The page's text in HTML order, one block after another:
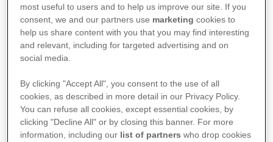
Así se ha puesto de manifiesto durante elV
Seminario para periodistas organizado por
Pfizer en colaboración con la Asociación
Nacional de Informadores de la Salud
(ANIS)en la antesala de la Semana Europea de la
Vacunación, una iniciativa de la Organización
Mundial de la Salud (OMS) que este año se
most useful to users and to help us improve our site. If you
consent, we and our partners use marketing cookies to
help us share content with you that you may find interesting
and relevant, including for targeted advertising and on
social media.
By clicking "Accept All", you consent to the use of all
cookies, as described in more detail in our Privacy Policy.
You can refuse all cookies, except essential cookies, by
clicking "Decline All" or by closing this banner. For more
information, including our list of partners who drop cookies